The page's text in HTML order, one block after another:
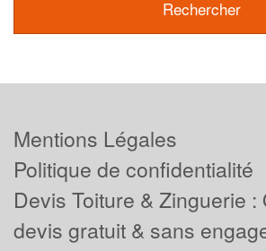
Mentions Légales
Politique de confidentialité
Devis Toiture & Zinguerie :
devis gratuit & sans